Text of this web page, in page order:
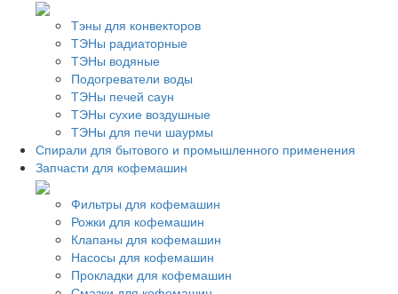
Тэны для конвекторов
ТЭНы радиаторные
ТЭНы водяные
Подогреватели воды
ТЭНы печей саун
ТЭНы сухие воздушные
ТЭНы для печи шаурмы
Спирали для бытового и промышленного применения
Запчасти для кофемашин
Фильтры для кофемашин
Рожки для кофемашин
Клапаны для кофемашин
Насосы для кофемашин
Прокладки для кофемашин